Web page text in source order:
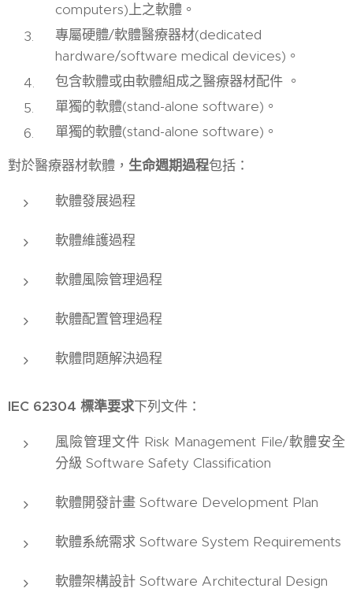
computers)上之軟體。
專屬硬體/軟體醫療器材(dedicated
hardware/software medical devices)。
包含軟體或由軟體組成之醫療器材配件 。
單獨的軟體(stand-alone software)。
單獨的軟體(stand-alone software)。
對於醫療器材軟體， 生命週期過程包括：
軟體發展過程
軟體維護過程
軟體風險管理過程
軟體配置管理過程
軟體問題解決過程
IEC 62304 標準要求下列文件：
風險管理文件 Risk Management File/軟體安全
分級 Software Safety Classification
軟體開發計畫 Software Development Plan
軟體系統需求 Software System Requirements
軟體架構設計 Software Architectural Design